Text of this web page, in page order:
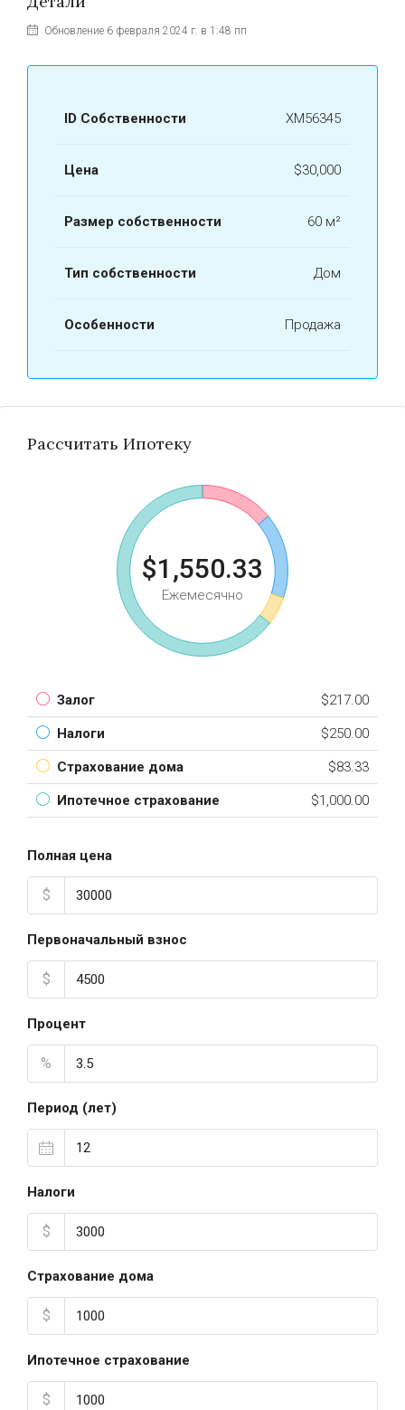
Обновление 6 февраля 2024 г. в 1:48 пп
ID Собственности ХМ56345
Цена $30,000
Размер собственности 60 м²
Тип собственности Дом
Особенности Продажа
Рассчитать Ипотеку
$1,550.33
Ежемесячно
Залог $217.00
Налоги $250.00
Страхование дома $83.33
Ипотечное страхование $1,000.00
Полная цена
$
Первоначальный взнос
$
Процент
%
Период (лет)
Налоги
$
Страхование дома
$
Ипотечное страхование
$